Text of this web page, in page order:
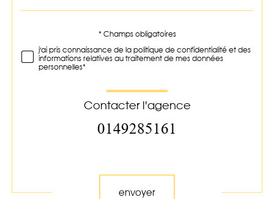
défaut
* Champs obligatoires
j'ai pris connaissance de la politique de confidentialité et des
informations relatives au traitement de mes données
personnelles*
Contacter l'agence
0149285161
envoyer